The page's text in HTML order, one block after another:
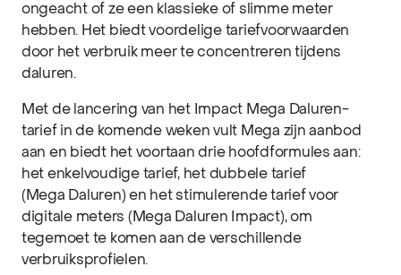
ongeacht of ze een klassieke of slimme meter
hebben. Het biedt voordelige tariefvoorwaarden
door het verbruik meer te concentreren tijdens
daluren.
Met de lancering van het Impact Mega Daluren-
tarief in de komende weken vult Mega zijn aanbod
aan en biedt het voortaan drie hoofdformules aan:
het enkelvoudige tarief, het dubbele tarief
(Mega Daluren) en het stimulerende tarief voor
digitale meters (Mega Daluren Impact), om
tegemoet te komen aan de verschillende
verbruiksprofielen.